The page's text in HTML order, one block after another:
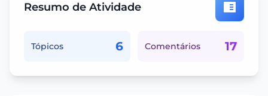
Resumo de Atividade
Tópicos 6 Comentários 17